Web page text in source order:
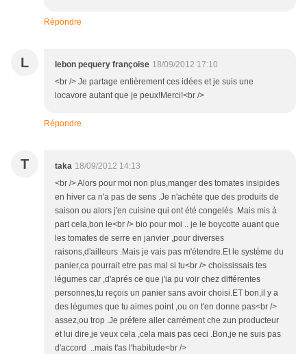
Répondre
L lebon pequery françoise 18/09/2012 17:10
<br /> Je partage entièrement ces idées et je suis une
locavore autant que je peux!Merci!<br />
Répondre
T taka 18/09/2012 14:13
<br /> Alors pour moi non plus,manger des tomates insipides
en hiver ca n'a pas de sens .Je n'achéte que des produits de
saison ou alors j'en cuisine qui ont été congelés .Mais mis à
part cela,bon le<br /> bio pour moi .. je le boycotte auant que
les tomates de serre en janvier ,pour diverses
raisons,d'ailleurs .Mais je vais pas m'étendre.Et le systéme du
panier,ca pourrait etre pas mal si tu<br /> choississais tes
légumes car ,d'aprés ce que j'ia pu voir chez différentes
personnes,tu reçois un panier sans avoir choisi.ET bon,il y a
des légumes que tu aimes point ,ou on t'en donne pas<br />
assez,ou trop .Je préfere aller carrément che zun producteur
et lui dire,je veux cela ,cela mais pas ceci .Bon,je ne suis pas
d'accord ..mais t'as l'habitude<br />